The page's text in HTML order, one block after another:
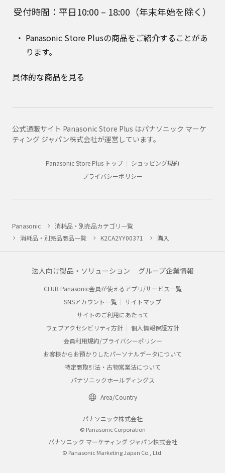
受付時間：平日10:00 – 18:00（年末年始を除く）
Panasonic Store Plusの商品をご紹介することがあ
ります。
具体的な商品を見る
公式通販サイト Panasonic Store Plus はパナソニック マーケ
ティング ジャパン株式会社が運営しています。
Panasonic Store Plus トップ
ショッピング規約
プライバシーポリシー
Panasonic
消耗品・別売品カテゴリ一覧
消耗品・別売品商品一覧
K2CA2YY00371 購入
法人向け製品・ソリューション グループ企業情報
CLUB Panasonic会員が使えるアプリ/サービス一覧
SNSアカウント一覧
サイトマップ
サイトのご利用にあたって
ウェブアクセシビリティ方針
個人情報保護方針
会員利用規約/プライバシーポリシー
お客様からお預かりしたパーソナルデータについて
特定商取引法・古物営業法について
パナソニックホールディングス
Area/Country
パナソニック株式会社
© Panasonic Corporation
パナソニック マーケティング ジャパン株式会社
© Panasonic Marketing Japan Co., Ltd.